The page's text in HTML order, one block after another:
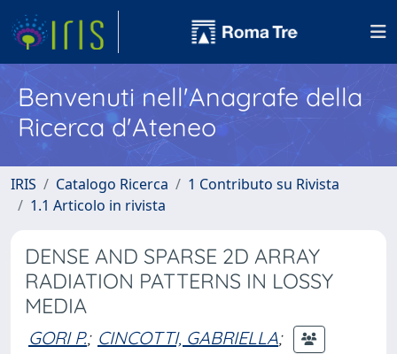
Benvenuti nell'Anagrafe della
Ricerca d'Ateneo
IRIS Catalogo Ricerca
1 Contributo su Rivista
1.1 Articolo in rivista
DENSE AND SPARSE 2D ARRAY
RADIATION PATTERNS IN LOSSY
MEDIA
GORI P.; CINCOTTI, GABRIELLA;